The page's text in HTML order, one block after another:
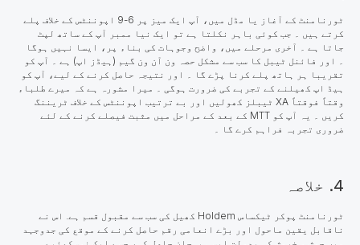
ٹورنامنٹ کے آغاز یا مڈل میں، آپ ایک میز پر 6-9 اپوننٹس کے خلاف پلے
کرتے ہیں ۔ جب کوئی باہر نکلتا ہے تو ایک نیا ممبر آپ کے ساتھ لپٹ
جاتا ہے ۔ آخری مرحلے میں، واضح وجوہات کی بناء پر، ایسا نہیں ہوگا
اور فائنل ٹیبل کا سب سے مشکل حصہ ون آن ون گیم (ہیڈز اپ) ہے ۔ آپ کو
تقریبا ہر ہاتھ پلے کرنا پڑے گا ۔ اور نتیجہ حاصل کرنے کے لیے، آپ کو
ہیڈ اپ کھیلنے کے تجربے کی ضرورت ہوگی ۔ میرا مشورہ ہے کہ میرے طلباء
وقتاً فوقتاً XA ٹیبلز کھولیں اور بے ترتیب اپوننٹس کے خلاف ٹریننگ
کریں ۔ یہ آپ کو MTT کے بعد کے مراحل میں مثبت فیصلے کرنے کے لئے
ضروری تجربہ فراہم کرے گا ۔
4. خلاصہ
ٹورنامنٹ پوکر ٹیکساس Holdem کھیل کی سب سے مقبول قسم ہے. اس نے
ناقابل یقین ماحول اور بڑے انعامی رقم حاصل کرنے کے موقع کی جدوجہد